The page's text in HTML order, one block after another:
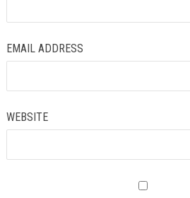
EMAIL ADDRESS
WEBSITE